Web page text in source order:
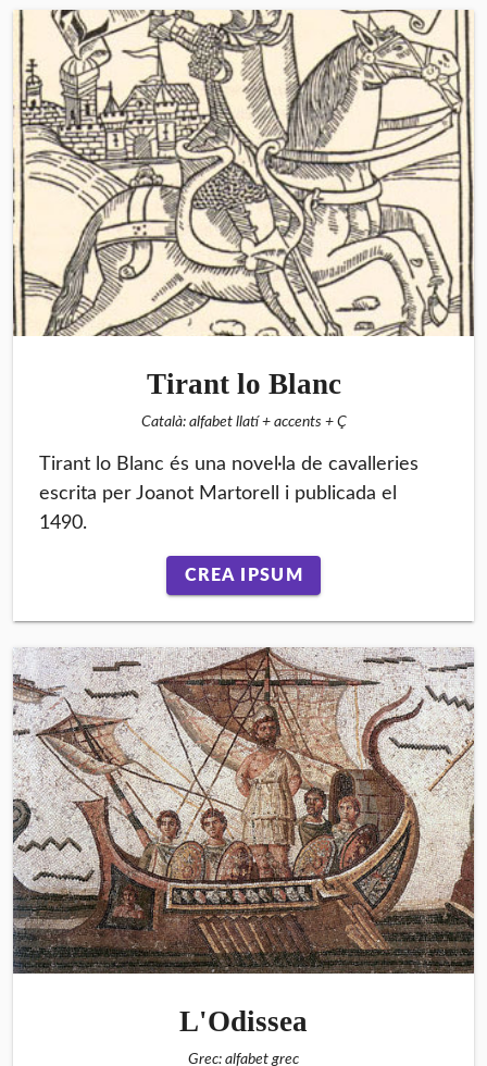
Tirant lo Blanc
Català: alfabet llatí + accents + Ç
Tirant lo Blanc és una novel·la de cavalleries
escrita per Joanot Martorell i publicada el
1490.
CREA IPSUM
L'Odissea
Grec: alfabet grec